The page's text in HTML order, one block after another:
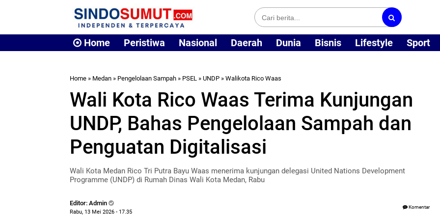
Home Peristiwa Nasional Daerah Dunia Bisnis Lifestyle Sport
Home » Medan » Pengelolaan Sampah » PSEL » UNDP » Walikota Rico Waas
Wali Kota Rico Waas Terima Kunjungan
UNDP, Bahas Pengelolaan Sampah dan
Penguatan Digitalisasi
Wali Kota Medan Rico Tri Putra Bayu Waas menerima kunjungan delegasi United Nations Development
Programme (UNDP) di Rumah Dinas Wali Kota Medan, Rabu
Editor: Admin
Rabu, 13 Mei 2026 - 17.35
Komentar